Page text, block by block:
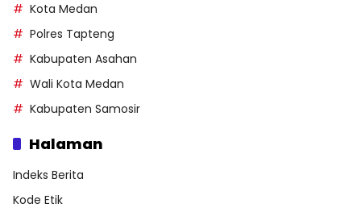
Kota Medan
Polres Tapteng
Kabupaten Asahan
Wali Kota Medan
Kabupaten Samosir
Halaman
Indeks Berita
Kode Etik